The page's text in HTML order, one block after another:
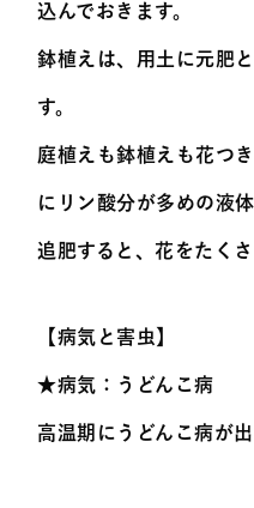
込んでおきます。
鉢植えは、用土に元肥
す。
庭植えも鉢植えも花つ
にリン酸分が多めの液
追肥すると、花をたくさ
【病気と害虫】
★病気：うどんこ病
高温期にうどんこ病が